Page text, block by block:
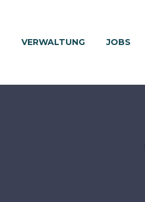
VERWALTUNG JOBS